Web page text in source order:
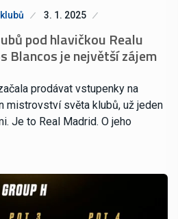
3. 1. 2025
pod hlavičkou Realu
Blancos je největší zájem
prodávat vstupenky na
mistrovství světa klubů, už jeden
Je to Real Madrid. O jeho